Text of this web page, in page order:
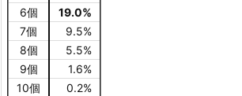
6個
19.0%
7個
9.5%
8個
5.5%
9個
1.6%
10個
0.2%